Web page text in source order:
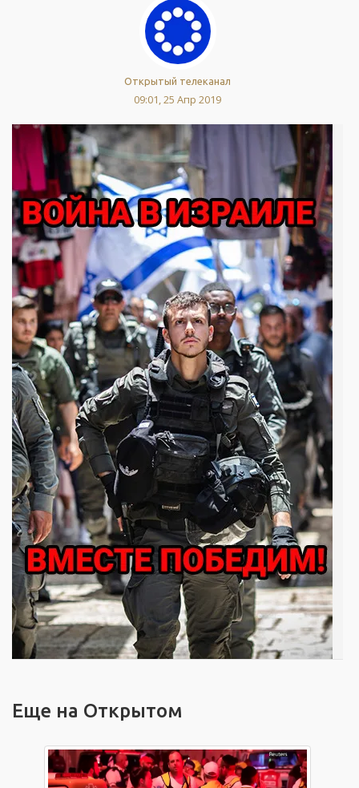
Открытый телеканал
09:01, 25 Апр 2019
Еще на Открытом